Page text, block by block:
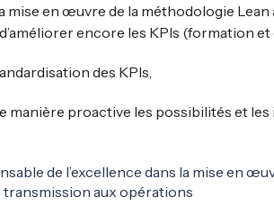
mise en œuvre de la méthodologie
encore les KPIs (formation et
des KPIs,
manière proactive les possibilités et
de l’excellence dans la mise en
transmission aux opérations